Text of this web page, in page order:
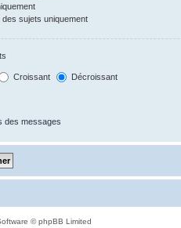
sujets uniquement
Croissant Décroissant
des messages
© phpBB Limited